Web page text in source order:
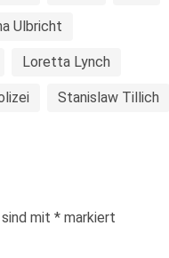
Ulbricht
Loretta Lynch
Stanislaw Tillich
mit * markiert